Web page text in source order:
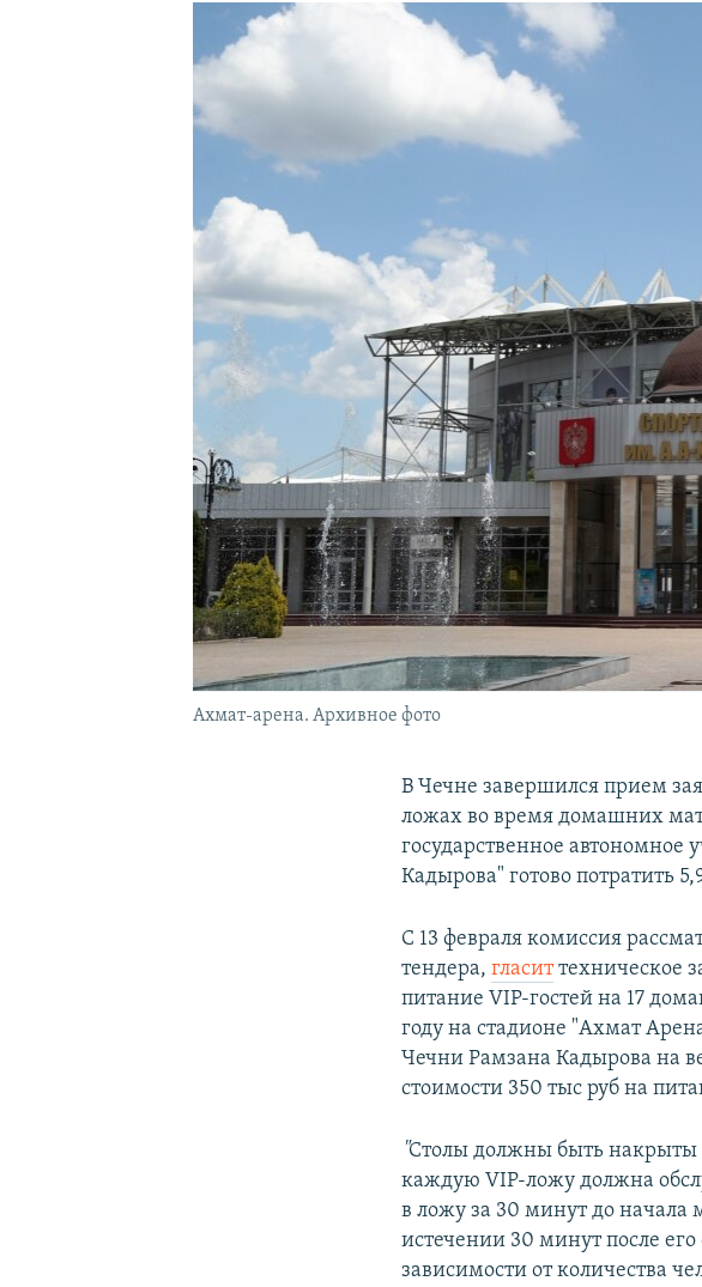
ПОДПИШИТЕСЬ НА РАССЫЛКУ
Ахмат-арена. Архивное фото
В Чечне завершился прием
ложах во время домашних
государственное
Кадырова" готово потратить
С 13 февраля комиссия
тендера,гласиттехническое
питание VIP-гостей на 17
году на стадионе "Ахмат
Чечни Рамзана Кадырова на
стоимости 350 тыс руб на
"Столы должны быть накрыты
каждую VIP-ложу должна
в ложу за 30 минут до начала
истечении 30 минут после
зависимости от количества